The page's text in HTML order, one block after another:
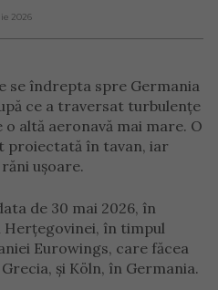
2026
se îndrepta spre Germania
ce a traversat turbulențe
altă aeronavă mai mare. O
proiectată în tavan, iar
ușoare.
de 30 mai 2026, în
Herțegovinei, în timpul
Eurowings, care făcea
și Köln, în Germania.